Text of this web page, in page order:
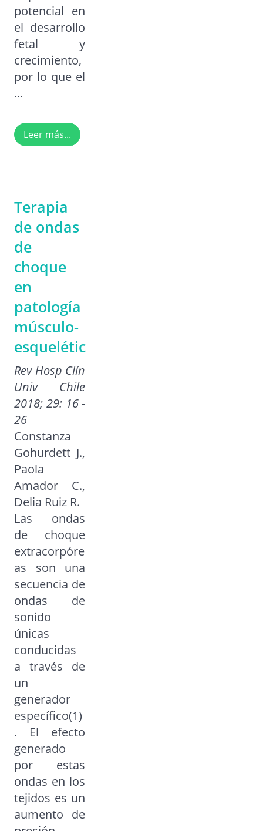
potencial en
el desarrollo
fetal y
crecimiento,
por lo que el
...
Leer más...
Terapia
de ondas
de
choque
en
patología
músculo-
esquelética
Rev Hosp Clín
Univ Chile
2018; 29: 16 -
26
Constanza
Gohurdett J.,
Paola
Amador C.,
Delia Ruiz R.
Las ondas
de choque
extracorpóre
as son una
secuencia de
ondas de
sonido
únicas
conducidas
a través de
un
generador
específico(1)
. El efecto
generado
por estas
ondas en los
tejidos es un
aumento de